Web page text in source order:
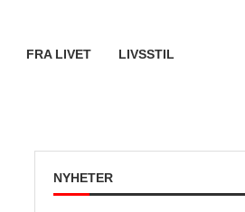
FRA LIVET LIVSSTIL
NYHETER